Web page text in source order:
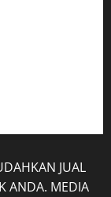
JUAL
ANDA. MEDIA